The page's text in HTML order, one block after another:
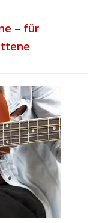
– für